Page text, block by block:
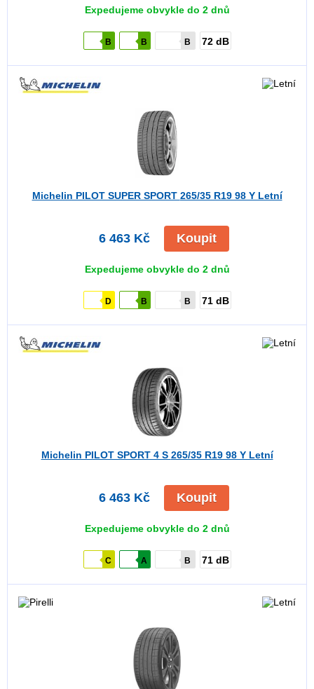
Expedujeme obvykle do 2 dnů
B B B 72 dB
Michelin PILOT SUPER SPORT 265/35 R19 98 Y Letní
6 463 Kč Koupit
Expedujeme obvykle do 2 dnů
D B B 71 dB
Michelin PILOT SPORT 4 S 265/35 R19 98 Y Letní
6 463 Kč Koupit
Expedujeme obvykle do 2 dnů
C A B 71 dB